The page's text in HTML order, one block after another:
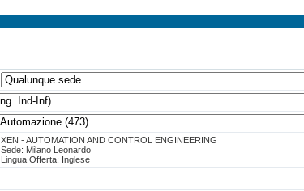
XEN - AUTOMATION AND CONTROL ENGINEERING
Sede: Milano Leonardo
Lingua Offerta: Inglese